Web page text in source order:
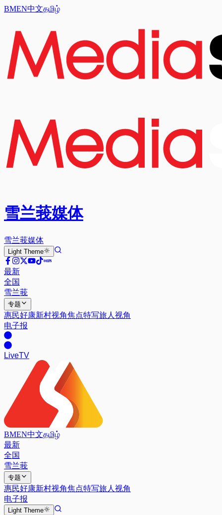
BMEN中文தமிழ்
雪兰莪媒体
雪兰莪媒体
Light Theme
最新
全国
雪兰莪
专题
惠民好康新村视角焦点特写旅人视角
电子报
LiveTV
BMEN中文தமிழ்
最新
全国
雪兰莪
专题
惠民好康新村视角焦点特写旅人视角
电子报
Light Theme